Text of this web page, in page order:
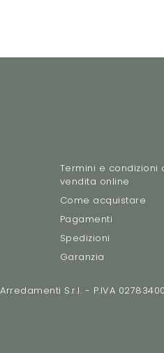
Termini e condizioni
vendita online
Come acquistare
Pagamenti
Spedizioni
Garanzia
S.r.l. - P.IVA